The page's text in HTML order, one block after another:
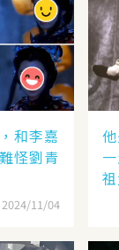
和李嘉
怪劉青
2024/11/04